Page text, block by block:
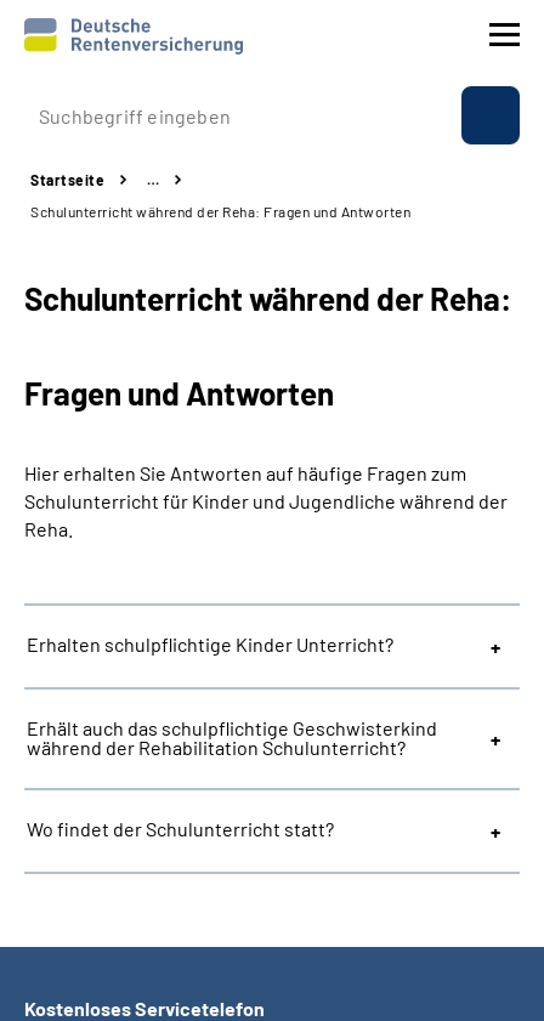
Prävention
Reha
Experten
Über uns & Presse
Online-Services
Suche
Inhalte in Gebärdensprache (DGS)
Leichte Sprache
Startseite
…
Schulunterricht während der Reha: Fragen und Antworten
Schulunterricht während der Reha:
Fragen und Antworten
Hier erhalten Sie Antworten auf häufige Fragen zum
Schulunterricht für Kinder und Jugendliche während der
Reha.
Erhalten schulpflichtige Kinder Unterricht?
Erhält auch das schulpflichtige Geschwisterkind
während der Rehabilitation Schulunterricht?
Wo findet der Schulunterricht statt?
Kostenloses Servicetelefon